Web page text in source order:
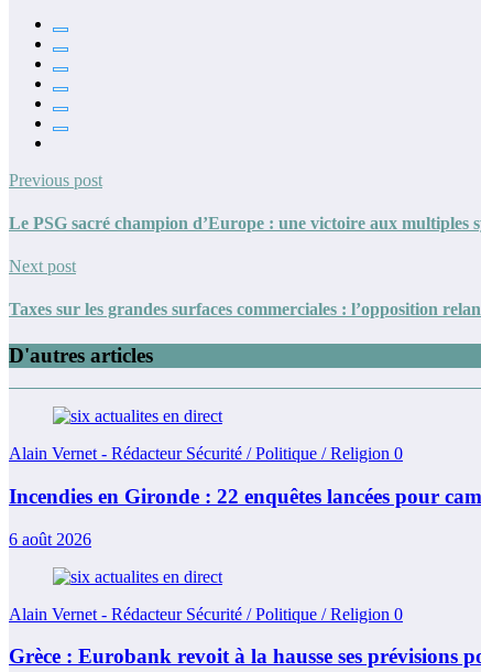
Previous post
Le PSG sacré champion d’Europe : une victoire aux multiples
Next post
Taxes sur les grandes surfaces commerciales : l’opposition
D'autres articles
Alain Vernet - Rédacteur Sécurité / Politique / Religion 0
Incendies en Gironde : 22 enquêtes lancées pour
6 août 2026
Alain Vernet - Rédacteur Sécurité / Politique / Religion 0
Grèce : Eurobank revoit à la hausse ses prévisions